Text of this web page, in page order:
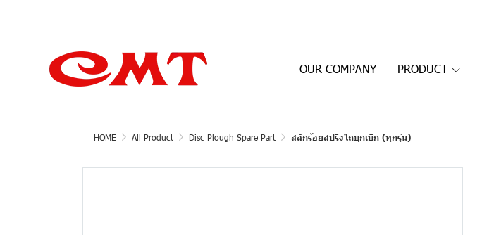
OUR COMPANY PRODUCT
HOME All Product Disc Plough Spare Part สลักร้อยสปริงไถบุกเบิก (ทุกรุ่น)